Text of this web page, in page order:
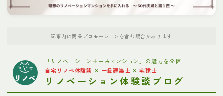
費用
理想のプランへ
お問い合わせ
記事内に商品プロモーションを含む場合があります
「リノベーション＋中古マンション」の魅力を発信
自宅リノベ体験談 ✕ 一級建築士 ✕宅建士
リノベーション体験談ブログ